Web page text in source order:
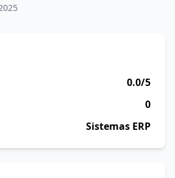
0.0/5
0
Sistemas ERP